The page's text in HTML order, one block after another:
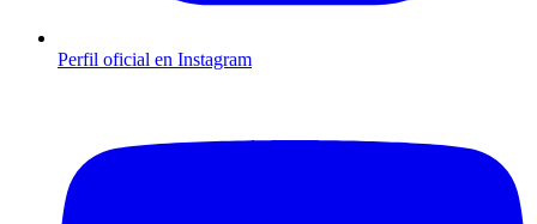
Perfil oficial en Instagram